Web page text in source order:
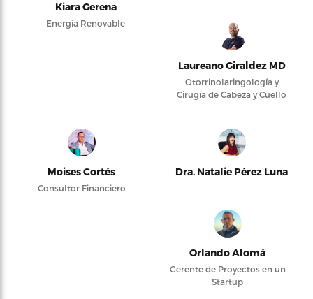
Kiara Gerena
Energía Renovable
Laureano Giraldez MD
Otorrinolaringología y
Cirugía de Cabeza y Cuello
Moises Cortés
Consultor Financiero
Dra. Natalie Pérez Luna
Orlando Alomá
Gerente de Proyectos en un
Startup